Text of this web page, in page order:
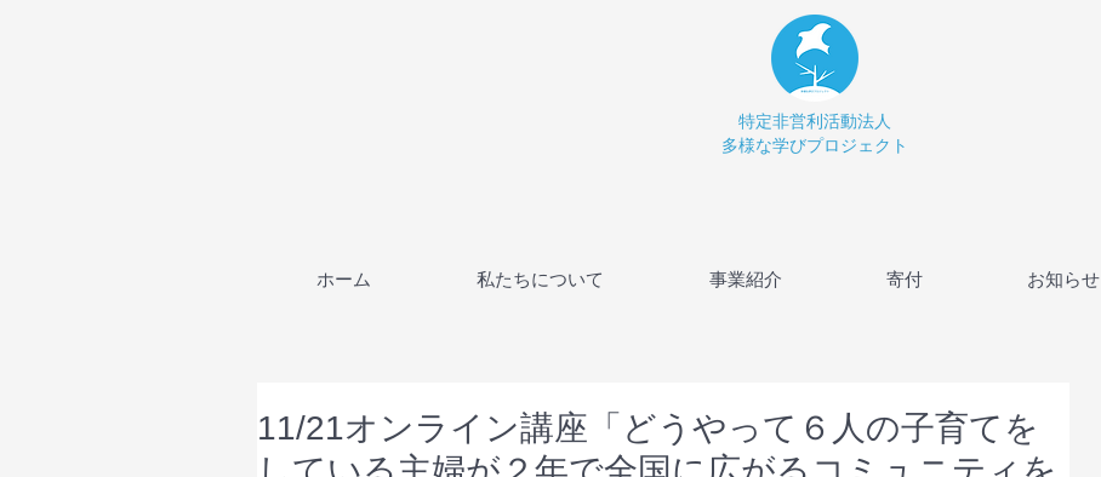
特定非営利活動法人
多様な学びプロジェクト
ホーム 私たちについて 事業紹介 寄付 お知らせ
11/21オンライン講座「どうやって６人の子育てを